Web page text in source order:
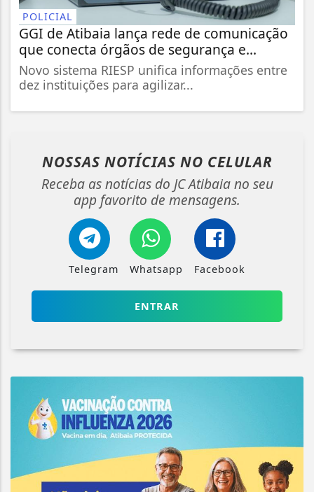
POLICIAL
GGI de Atibaia lança rede de comunicação
que conecta órgãos de segurança e...
Novo sistema RIESP unifica informações entre
dez instituições para agilizar...
NOSSAS NOTÍCIAS NO CELULAR
Receba as notícias do JC Atibaia no seu
app favorito de mensagens.
Telegram Whatsapp Facebook
ENTRAR